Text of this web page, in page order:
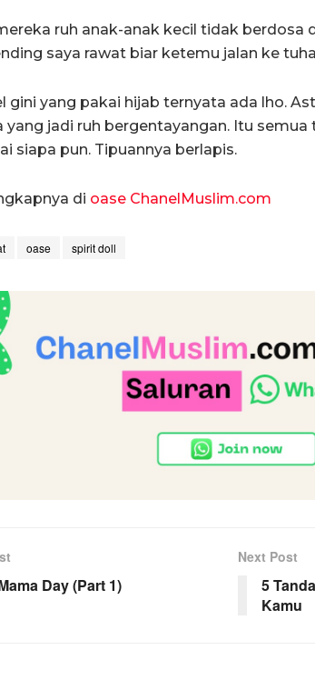
ruh anak-anak kecil tidak berdosa
saya rawat biar ketemu jalan ke
gini yang pakai hijab ternyata ada lho.
yang jadi ruh bergentayangan. Itu semua
siapa pun. Tipuannya berlapis.
di oase ChanelMuslim.com
oase spirit doll
Day (Part 1)
Next Post
5
Kamu